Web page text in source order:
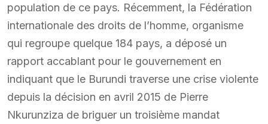
population de ce pays. Récemment, la Fédération
internationale des droits de l’homme, organisme
qui regroupe quelque 184 pays, a déposé un
rapport accablant pour le gouvernement en
indiquant que le Burundi traverse une crise violente
depuis la décision en avril 2015 de Pierre
Nkurunziza de briguer un troisième mandat